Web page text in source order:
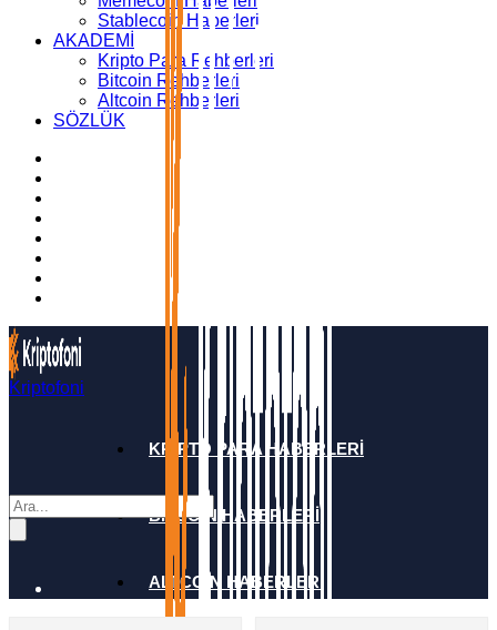
Stablecoin Haberleri
AKADEMİ
Kripto Para Rehberleri
Bitcoin Rehberleri
Altcoin Rehberleri
SÖZLÜK
Kriptofoni
KRİPTO PARA HABERLERİ
BİTCOİN HABERLERİ
ALTCOİN HABERLERİ